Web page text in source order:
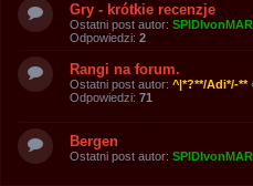
Gry - krótkie recenzje
Ostatni post autor:
Odpowiedzi: 2
Rangi na forum.
Ostatni post autor: ^|*?**/Adi*/-**
Odpowiedzi: 71
Bergen
Ostatni post autor: